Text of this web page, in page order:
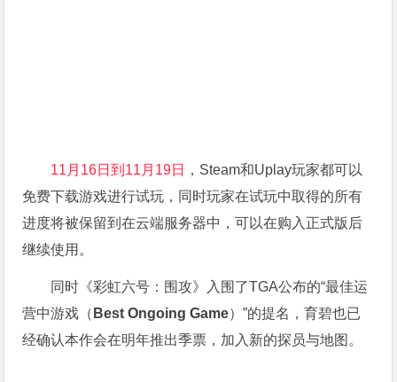
11月16日到11月19日
，Steam和Uplay玩家都可以
免费下载游戏进行试玩，同时玩家在试玩中取得的所有
进度将被保留到在云端服务器中，可以在购入正式版后
继续使用。
同时《彩虹六号：围攻》入围了TGA公布的“最佳运
营中游戏（ Best Ongoing Game）”的提名，育碧也已
经确认本作会在明年推出季票，加入新的探员与地图。